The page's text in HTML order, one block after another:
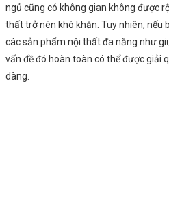
ngủ cũng có không gian không được
thất trở nên khó khăn. Tuy nhiên, nếu
các sản phẩm nội thất đa năng như
vấn đề đó hoàn toàn có thể được giải
dàng.